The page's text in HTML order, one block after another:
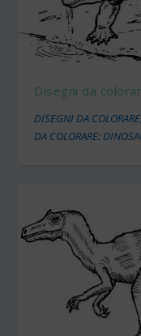
Disegni da
DISEGNI DA COLORARE
DA COLORARE: